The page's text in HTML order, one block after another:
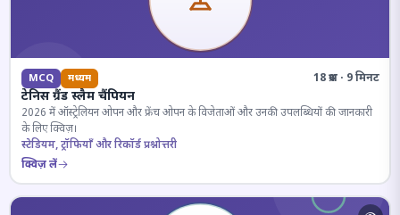
MCQ मध्यम 18 प्रश्न · 9 मिनट
टेनिस ग्रैंड स्लैम चैंपियन
2026 में ऑस्ट्रेलियन ओपन और फ्रेंच ओपन के विजेताओं और उनकी उपलब्धियों की जानकारी
के लिए क्विज़।
स्टेडियम, ट्रॉफियाँ और रिकॉर्ड प्रश्नोत्तरी
क्विज़ लें